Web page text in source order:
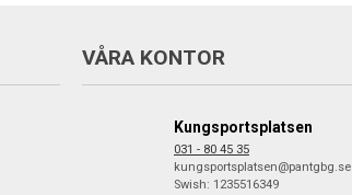
VÅRA KONTOR
Kungsportsplatsen
031 - 80 45 35
kungsportsplatsen@pantgbg.se
Swish: 1235516349